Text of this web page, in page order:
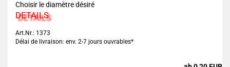
Choisir le diamètre désiré
DETAILS
Art.Nr.: 1373
Délai de livraison: env. 2-7 jours ouvrables*